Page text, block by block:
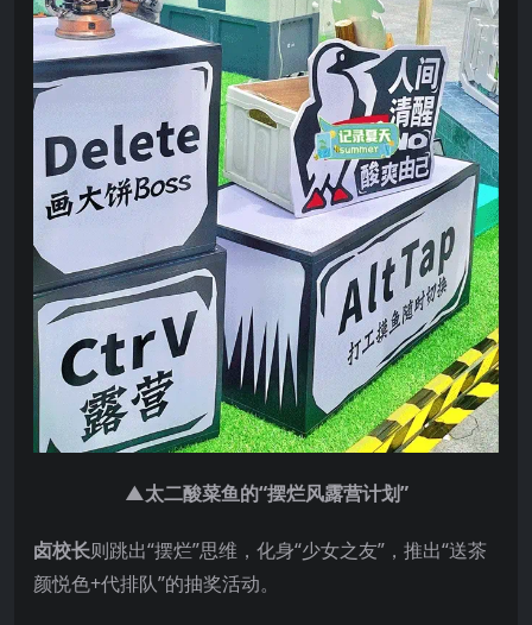
▲太二酸菜鱼的“摆烂风露营计划”
卤校长则跳出“摆烂”思维，化身“少女之友”，推出“送茶
颜悦色+代排队”的抽奖活动。